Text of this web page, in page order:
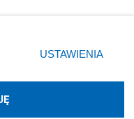
prywatności
strony
zgody
się takiemu
USTAWIENIA